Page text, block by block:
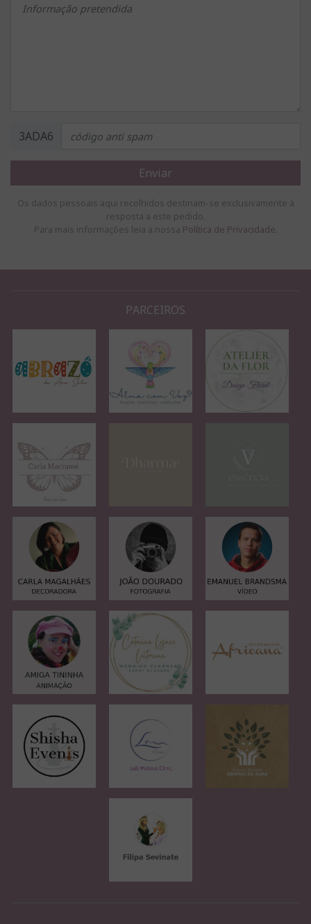
3ADA6
Enviar
Os dados pessoais aqui recolhidos destinam-se exclusivamente à
resposta a este pedido.
Para mais informações leia a nossa Política de Privacidade
PARCEIROS